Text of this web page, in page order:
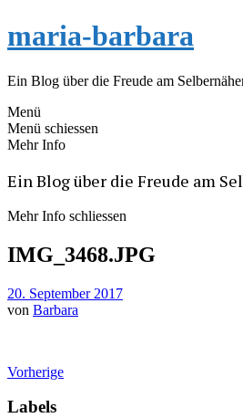
maria-barbara
Ein Blog über die Freude am
Menü
Menü schiessen
Mehr Info
Ein Blog über die Freude am
Mehr Info schliessen
IMG_3468.JPG
20. September 2017
von Barbara
Vorherige
Labels